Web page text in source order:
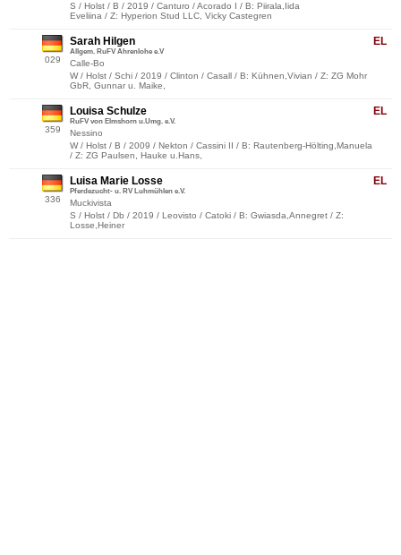
S / Holst / B / 2019 / Canturo / Acorado I / B: Piirala,Iida
Eveliina / Z: Hyperion Stud LLC, Vicky Castegren
029
EL
Sarah Hilgen
Allgem. RuFV Ahrenlohe e.V
Calle-Bo
W / Holst / Schi / 2019 / Clinton / Casall / B: Kühnen,Vivian / Z: ZG Mohr
GbR, Gunnar u. Maike,
359
EL
Louisa Schulze
RuFV von Elmshorn u.Umg. e.V.
Nessino
W / Holst / B / 2009 / Nekton / Cassini II / B: Rautenberg-Hölting,Manuela
/ Z: ZG Paulsen, Hauke u.Hans,
336
EL
Luisa Marie Losse
Pferdezucht- u. RV Luhmühlen e.V.
Muckivista
S / Holst / Db / 2019 / Leovisto / Catoki / B: Gwiasda,Annegret / Z:
Losse,Heiner